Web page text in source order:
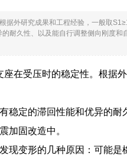
据外研究成果和工程经验，一般取
耐久性、以及能自行调整侧向刚度和
在受压时的稳定性。根据
稳定的滞回性能和优异的耐
加固改造中。
现变形的几种原因：可能是